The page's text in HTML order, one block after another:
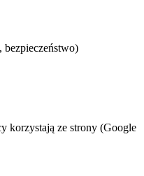
bezpieczeństwo)
korzystają ze strony (Google